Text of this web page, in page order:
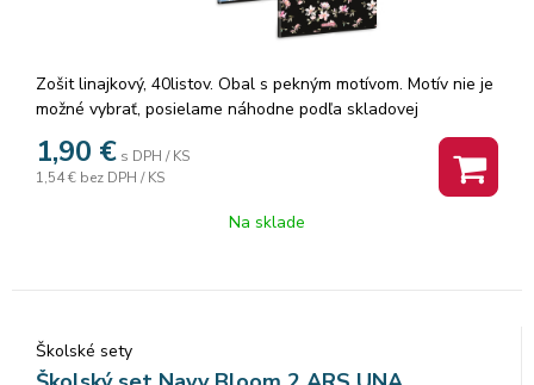
Zošit linajkový, 40listov. Obal s pekným motívom. Motív nie je
možné vybrať, posielame náhodne podľa skladovej
1,90 € s DPH / KS
1,54 € bez DPH / KS
Na sklade
Školské sety